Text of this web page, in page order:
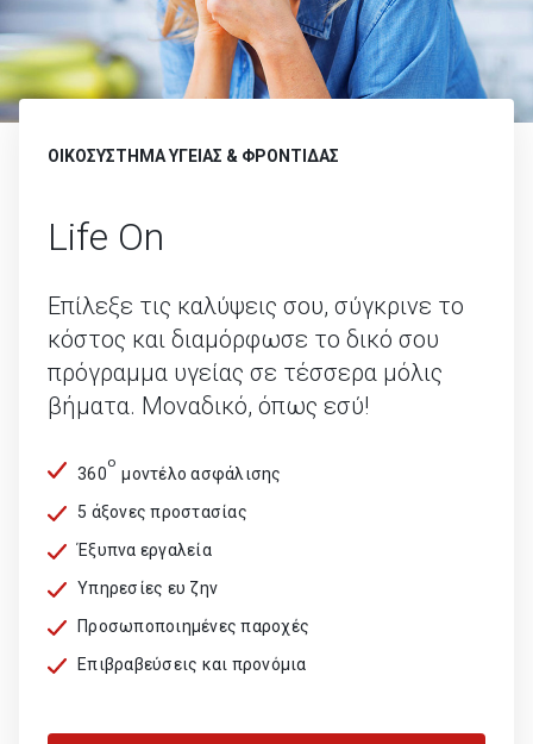
ΟΙΚΟΣΥΣΤΗΜΑ ΥΓΕΙΑΣ & ΦΡΟΝΤΙΔΑΣ
Life On
Επίλεξε τις καλύψεις σου, σύγκρινε το
κόστος και διαμόρφωσε το δικό σου
πρόγραμμα υγείας σε τέσσερα μόλις
βήματα. Μοναδικό, όπως εσύ!
360
o
μοντέλο ασφάλισης
5 άξονες προστασίας
Έξυπνα εργαλεία
Υπηρεσίες ευ ζην
Προσωποποιημένες παροχές
Επιβραβεύσεις και προνόμια